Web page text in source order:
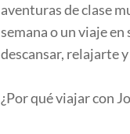
aventuras de clase
semana o un viaje
descansar, relajarte
¿Por qué viajar con